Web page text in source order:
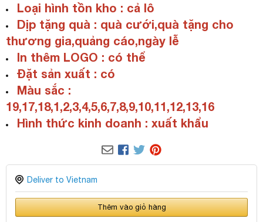
Loại hình tồn kho : cả lô
Dịp tặng quà : quà cưới,quà tặng cho
thương gia,quảng cáo,ngày lễ
In thêm LOGO : có thể
Đặt sản xuất : có
Màu sắc :
19,17,18,1,2,3,4,5,6,7,8,9,10,11,12,13,16
Hình thức kinh doanh : xuất khẩu
Deliver to Vietnam
Thêm vào giỏ hàng